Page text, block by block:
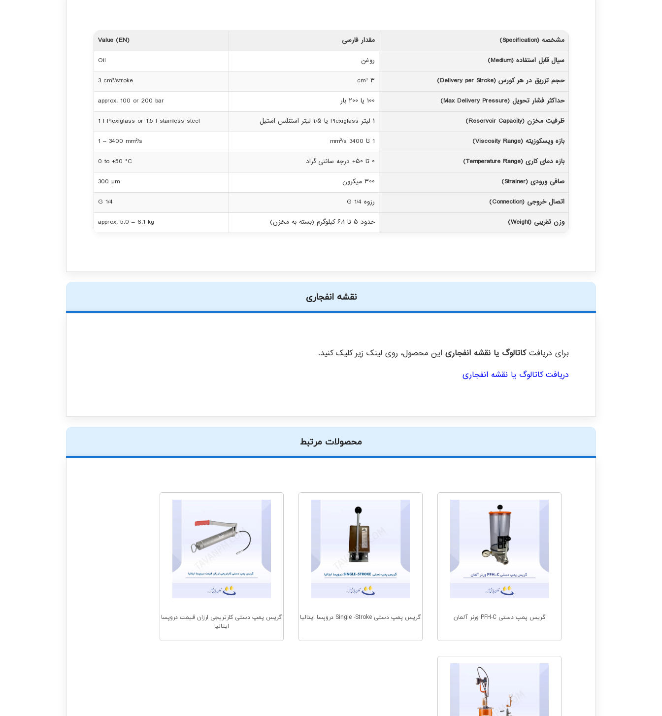
مشخصه (Specification) مقدار فارسی
Value (EN)
سیال قابل استفاده (Medium)
روغن
Oil
حجم تزریق در هر کورس (Delivery per Stroke)
۳ cm³
3 cm³/stroke
حداکثر فشار تحویل (Max Delivery Pressure)
۱۰۰ یا ۲۰۰ بار
approx. 100 or 200 bar
ظرفیت مخزن (Reservoir Capacity)
۱ لیتر Plexiglass یا ۱٫۵ لیتر استنلس استیل
1 l Plexiglass or 1.5 l stainless steel
بازه ویسکوزیته (Viscosity Range)
1 تا 3400 mm²/s
1 – 3400 mm²/s
بازه دمای کاری (Temperature Range)
۰ تا ۵۰+ درجه سانتی گراد
0 to +50 °C
صافی ورودی (Strainer)
۳۰۰ میکرون
300 µm
اتصال خروجی (Connection)
رزوه G 1/4
G 1/4
وزن تقریبی (Weight)
حدود ۵ تا ۶٫۱ کیلوگرم (بسته به مخزن) approx. 5.0 – 6.1 kg
نقشه انفجاری
برای دریافتکاتالوگ یا نقشه انفجاری این محصول، روی لینک زیر کلیک کنید.
دریافت کاتالوگ یا نقشه انفجاری
محصولات مرتبط
گریس پمپ دستی PFH-C ورنر آلمان گریس پمپ دستی Single -Stroke دروپسا ایتالیا
گریس پمپ دستی کارتریجی ارزان قیمت دروپسا
ایتالیا